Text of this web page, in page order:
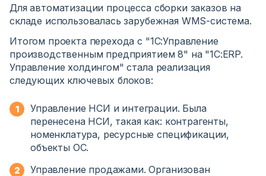
Для автоматизации процесса сборки заказов на
складе использовалась зарубежная WMS-система.
Итогом проекта перехода с "1С:Управление
производственным предприятием 8" на "1С:ERP.
Управление холдингом" стала реализация
следующих ключевых блоков:
Управление НСИ и интеграции. Была
перенесена НСИ, такая как: контрагенты,
номенклатура, ресурсные спецификации,
объекты ОС.
Управление продажами. Организован